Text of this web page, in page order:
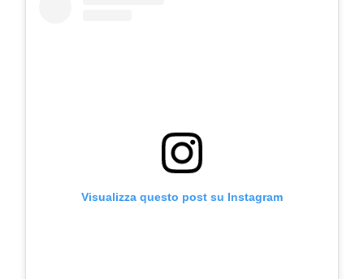
Visualizza questo post su Instagram